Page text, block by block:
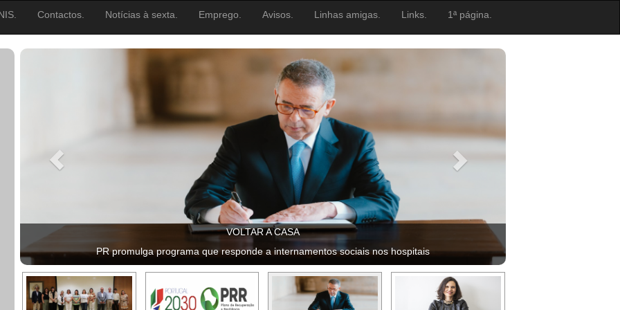
Contactos. Notícias à sexta. Emprego. Avisos. Linhas amigas. Links. 1ª página.
VOLTAR A CASA
PR promulga programa que responde a internamentos sociais nos hospitais